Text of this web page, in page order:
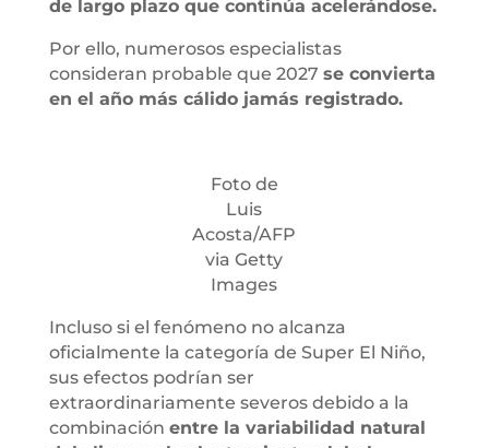
de largo plazo que continúa acelerándose.
Por ello, numerosos especialistas
consideran probable que 2027 se convierta
en el año más cálido jamás registrado.
Foto de
Luis
Acosta/AFP
via Getty
Images
Incluso si el fenómeno no alcanza
oficialmente la categoría de Super El Niño,
sus efectos podrían ser
extraordinariamente severos debido a la
combinación entre la variabilidad natural